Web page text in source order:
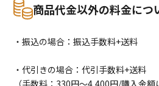
商品代金以外の料金につ
・振込の場合：振込手数料+送料
・代引きの場合：代引手数料+送料